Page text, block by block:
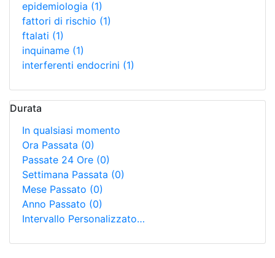
epidemiologia (1)
fattori di rischio (1)
ftalati (1)
inquiname (1)
interferenti endocrini (1)
Durata
In qualsiasi momento
Ora Passata (0)
Passate 24 Ore (0)
Settimana Passata (0)
Mese Passato (0)
Anno Passato (0)
Intervallo Personalizzato…